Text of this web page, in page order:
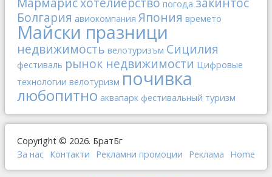
погода
Болгария авиокомпания Япония времето
Майски празници
недвижимость велотуризъм Сицилия
фестиваль рынок недвижимости Цифровые
технологии велотуризм почивка
любопитно аквапарк фестивальный туризм
Copyright © 2026. БратБг
За нас Контакти Рекламни промоции Реклама Home